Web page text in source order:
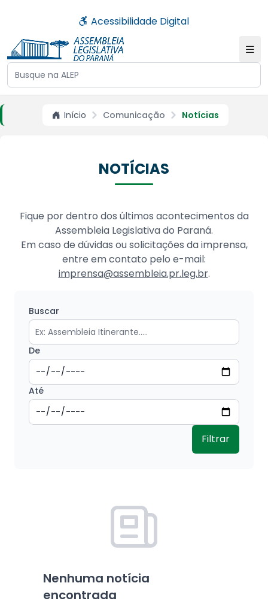
Acessibilidade Digital
Buscar no site da ALEP
Início Comunicação Notícias
NOTÍCIAS
Fique por dentro dos últimos acontecimentos da
Assembleia Legislativa do Paraná.
Em caso de dúvidas ou solicitações da imprensa,
entre em contato pelo e-mail:
imprensa@assembleia.pr.leg.br.
Buscar
De
Até
Filtrar
Nenhuma notícia
encontrada